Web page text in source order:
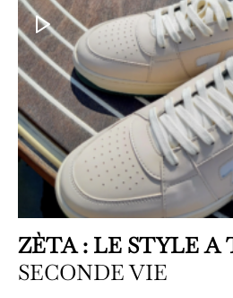
ZÈTA : LE STYLE A
SECONDE VIE